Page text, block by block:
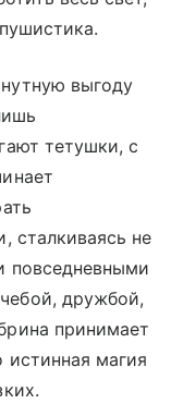
выгоду
тетушки, с
сталкиваясь не
повседневными
дружбой,
принимает
магия